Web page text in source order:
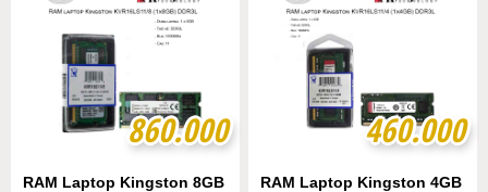
860.000
860.000
RAM Laptop Kingston 8GB
460.000
460.000
RAM Laptop Kingston 4GB